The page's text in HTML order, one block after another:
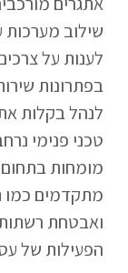
שילוב מערכות
לענות על
לנהל בקלות
טכני פנימי
מתקדמים כמו
ואבטחת
הפעילות של